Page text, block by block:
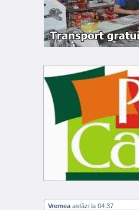
Vremea astăzi la 04:37